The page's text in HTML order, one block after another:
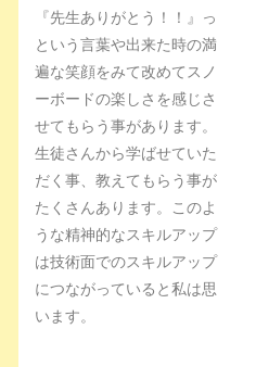
『先生ありがとう！！』っ
という言葉や出来た時の満
遍な笑顔をみて改めてスノ
ーボードの楽しさを感じさ
せてもらう事があります。
生徒さんから学ばせていた
だく事、教えてもらう事が
たくさんあります。このよ
うな精神的なスキルアップ
は技術面でのスキルアップ
につながっていると私は思
います。